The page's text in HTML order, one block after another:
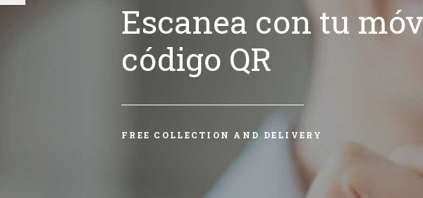
Escanea con tu
código QR
FREE COLLECTION AND DELIVERY